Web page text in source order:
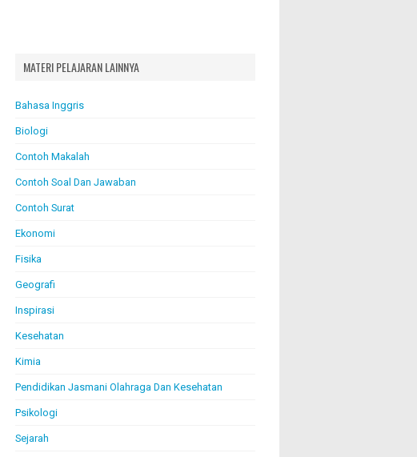
MATERI PELAJARAN LAINNYA
Bahasa Inggris
Biologi
Contoh Makalah
Contoh Soal Dan Jawaban
Contoh Surat
Ekonomi
Fisika
Geografi
Inspirasi
Kesehatan
Kimia
Pendidikan Jasmani Olahraga Dan Kesehatan
Psikologi
Sejarah